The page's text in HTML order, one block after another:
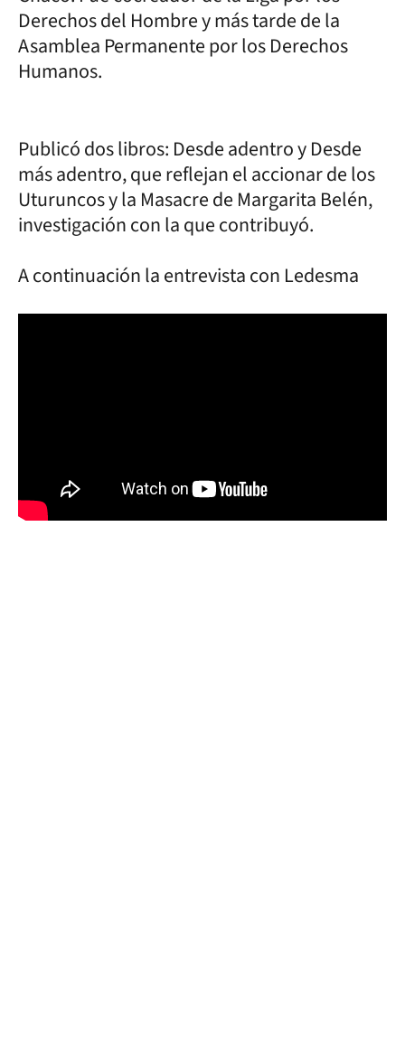
Derechos del Hombre y más tarde de la
Asamblea Permanente por los Derechos
Humanos.
Publicó dos libros: Desde adentro y Desde
más adentro, que reflejan el accionar de los
Uturuncos y la Masacre de Margarita Belén,
investigación con la que contribuyó.
A continuación la entrevista con Ledesma